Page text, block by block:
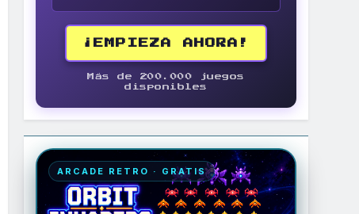
¡EMPIEZA AHORA!
Más de 200.000 juegos
disponibles
ARCADE RETRO · GRATIS